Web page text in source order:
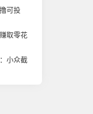
可投
取零花
小众截